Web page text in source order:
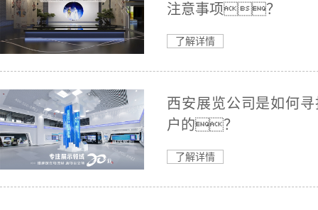
注意事项？
了解详情
西安展览公司是如何
户的？
了解详情